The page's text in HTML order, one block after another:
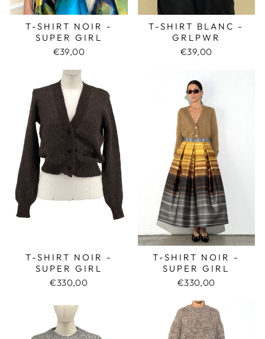
T-SHIRT NOIR -
SUPER GIRL
€39,00
T-SHIRT BLANC -
GRLPWR
€39,00
T-SHIRT NOIR -
SUPER GIRL
€330,00
T-SHIRT NOIR -
SUPER GIRL
€330,00